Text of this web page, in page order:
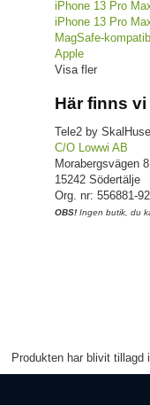
iPhone 13 Pro
iPhone 13 Pro
MagSafe-
Apple
Visa fler
Här finns vi
Tele2 by
C/O Lowwi AB
Morabergsvägen 8
15242 Södertälje
Org. nr: 556881-
OBS! Ingen butik, du
Produkten har blivit tillagd